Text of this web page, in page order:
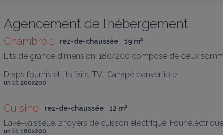
Agencement de l’hébergement
Chambre 1 rez-de-chaussée 19 m²
Lits de grande dimension: 180/200 composé de deux
Draps fournis et lits faits. TV.  Canapé convertible
un lit 200x200
Cuisine rez-de-chaussée 12 m²
Lave-vaisselle. 2 foyers de cuisson électrique. Four
un lit 180x200